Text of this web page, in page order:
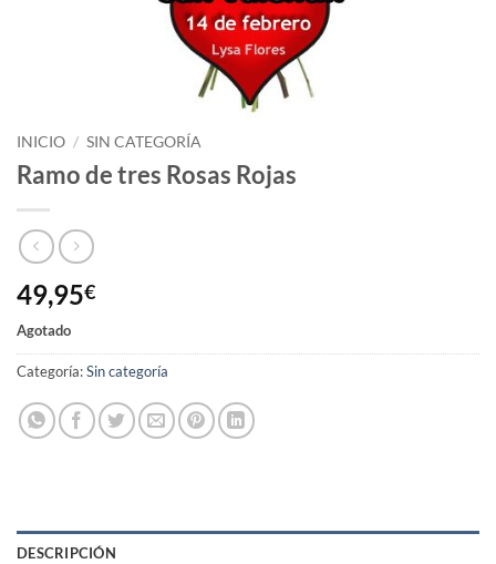
INICIO / SIN CATEGORÍA
Ramo de tres Rosas Rojas
49,95€
Agotado
Categoría:Sin categoría
DESCRIPCIÓN